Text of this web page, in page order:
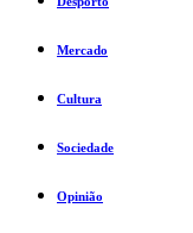
Mercado
Cultura
Sociedade
Opinião